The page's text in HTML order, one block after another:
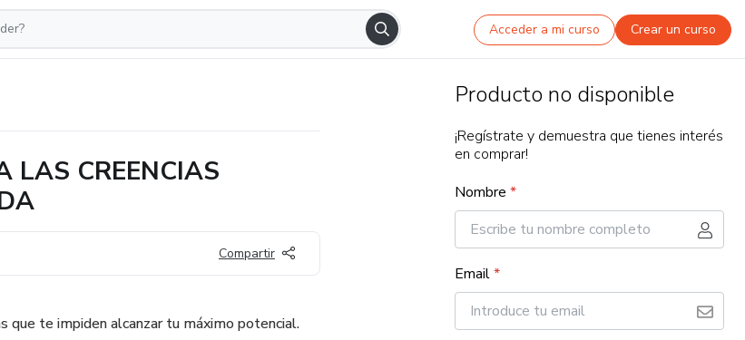
Acceder a mi curso Crear un curso
LAS CREENCIAS
Compartir
que te impiden alcanzar tu máximo potencial.
Producto no disponible
¡Regístrate y demuestra que tienes interés
en comprar!
Nombre *
Email*